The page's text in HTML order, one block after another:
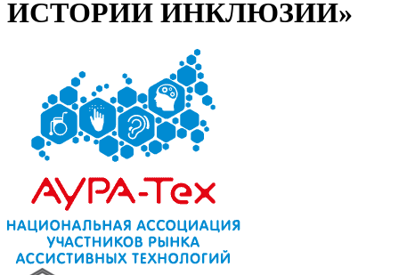
ИСТОРИИ ИНКЛЮЗИИ»